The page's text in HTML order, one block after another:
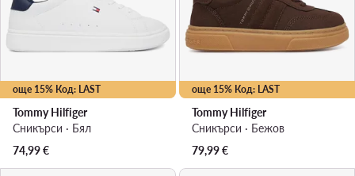
още 15% Код: LAST
Tommy Hilfiger
Сникърси · Бял
74,99€
още 15% Код: LAST
Tommy Hilfiger
Сникърси · Бежов
79,99€